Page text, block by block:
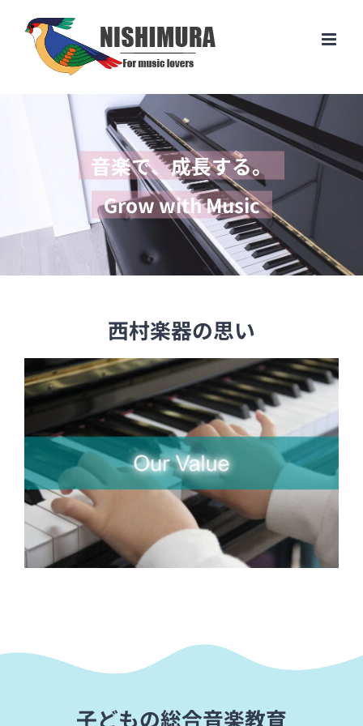
content
音楽で、成長する。
Grow with Music
西村楽器の思い
子どもの総合音楽教育